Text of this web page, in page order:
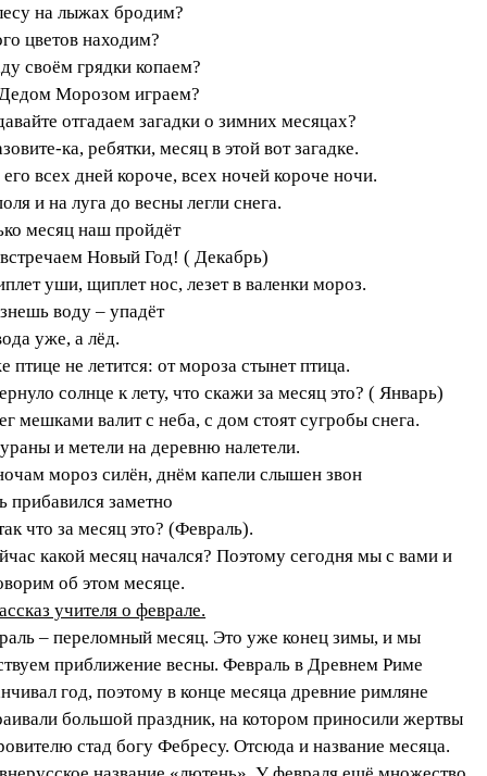
на лыжах бродим?
цветов находим?
своём грядки копаем?
Морозом играем?
отгадаем загадки о зимних месяцах?
ка, ребятки, месяц в этой вот загадке.
всех дней короче, всех ночей короче ночи.
и на луга до весны легли снега.
месяц наш пройдёт
Новый Год! ( Декабрь)
уши, щиплет нос, лезет в валенки мороз.
воду – упадёт
уже, а лёд.
птице не летится: от мороза стынет птица.
солнце к лету, что скажи за месяц это? ( Январь)
мешками валит с неба, с дом стоят сугробы снега.
и метели на деревню налетели.
мороз силён, днём капели слышен звон
прибавился заметно
что за месяц это? (Февраль).
какой месяц начался? Поэтому сегодня мы с вами и
об этом месяце.
учителя о феврале.
– переломный месяц. Это уже конец зимы, и мы
приближение весны. Февраль в Древнем Риме
год, поэтому в конце месяца древние римляне
большой праздник, на котором приносили жертвы
стад богу Фебресу. Отсюда и название месяца.